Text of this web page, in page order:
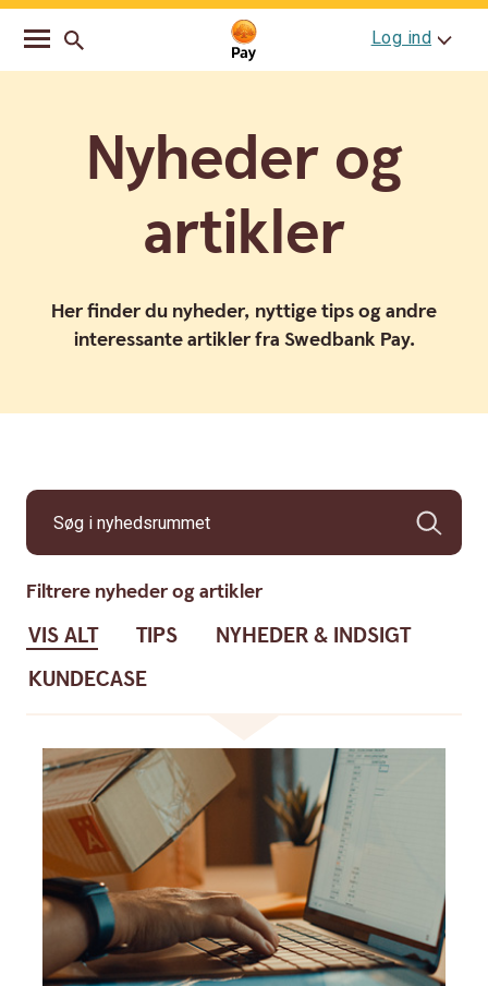
Go
Skip
Log ind
Nyheder og
artikler
Her finder du nyheder, nyttige tips og andre
interessante artikler fra Swedbank Pay.
Søg i nyhedsrummet
Filtrere nyheder og artikler
VIS ALT TIPS
NYHEDER & INDSIGT
KUNDECASE